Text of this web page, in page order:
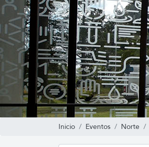
Inicio Eventos Norte